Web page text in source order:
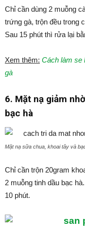
Chỉ cần dùng 2 muỗng
trứng gà, trộn đều trong
Sau 15 phút thì rửa lại
Xem thêm: Cách làm se
gà
6. Mặt nạ giảm
bạc hà
Mặt nạ sữa chua, khoai tây và
Chỉ cần trộn 20gram
2 muỗng tinh dầu bạc
10 phút.